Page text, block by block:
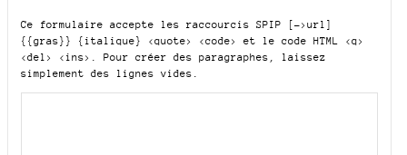
Ce formulaire accepte les raccourcis SPIP
[->url]
{{gras}} {italique} <quote> <code>
et le code HTML <q>
<del> <ins> . Pour créer des paragraphes, laissez
simplement des lignes vides.